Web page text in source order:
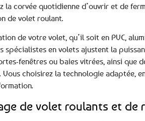
la corvée quotidienne d’ouvrir et de
de volet roulant.
de votre volet, qu’il soit en PVC,
spécialistes en volets ajustent la
fenêtres ou baies vitrées, ainsi que
Vous choisirez la technologie adaptée,
de volet roulants et de